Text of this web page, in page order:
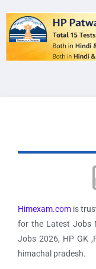
Himexam.com is
for the Latest Jobs
Jobs 2026, HP GK
himachal pradesh.